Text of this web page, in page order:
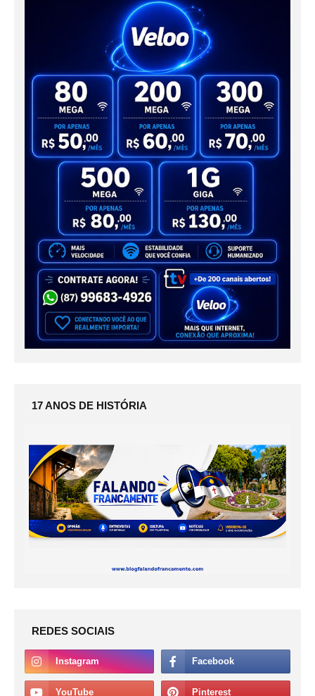
17 ANOS DE HISTÓRIA
REDES SOCIAIS